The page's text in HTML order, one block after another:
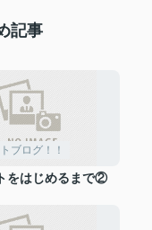
記事
ブログ！！
をはじめるまで②